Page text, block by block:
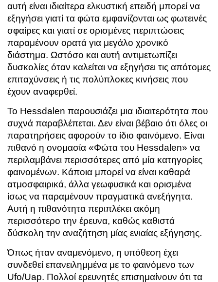
αυτή είναι ιδιαίτερα ελκυστική επειδή μπορεί να
εξηγήσει γιατί τα φώτα εμφανίζονται ως φωτεινές
σφαίρες και γιατί σε ορισμένες περιπτώσεις
παραμένουν ορατά για μεγάλο χρονικό
διάστημα. Ωστόσο και αυτή αντιμετωπίζει
δυσκολίες όταν καλείται να εξηγήσει τις απότομες
επιταχύνσεις ή τις πολύπλοκες κινήσεις που
έχουν αναφερθεί.
Το Hessdalen παρουσιάζει μια ιδιαιτερότητα που
συχνά παραβλέπεται. Δεν είναι βέβαιο ότι όλες οι
παρατηρήσεις αφορούν το ίδιο φαινόμενο. Είναι
πιθανό η ονομασία «Φώτα του Hessdalen» να
περιλαμβάνει περισσότερες από μία κατηγορίες
φαινομένων. Κάποια μπορεί να είναι καθαρά
ατμοσφαιρικά, άλλα γεωφυσικά και ορισμένα
ίσως να παραμένουν πραγματικά ανεξήγητα.
Αυτή η πιθανότητα περιπλέκει ακόμη
περισσότερο την έρευνα, καθώς καθιστά
δύσκολη την αναζήτηση μίας ενιαίας εξήγησης.
Όπως ήταν αναμενόμενο, η υπόθεση έχει
συνδεθεί επανειλημμένα με το φαινόμενο των
Ufo/Uap. Πολλοί ερευνητές επισημαίνουν ότι τα